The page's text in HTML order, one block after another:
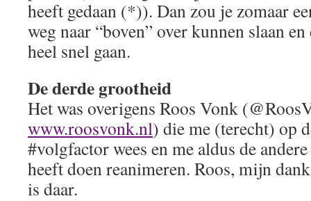
heeft gedaan (*)). Dan zou je zomaar
weg naar “boven” over kunnen slaan
heel snel gaan.
De derde grootheid
Het was overigens Roos Vonk
www.roosvonk.nl) die me (terecht) op
#volgfactor wees en me aldus de
heeft doen reanimeren. Roos, mijn
is daar.